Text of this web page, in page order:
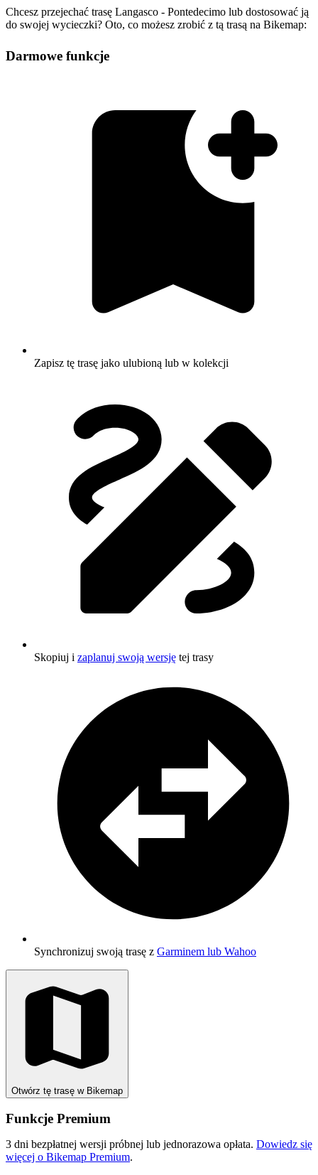
Chcesz przejechać trasę Langasco - Pontedecimo lub dostosować ją
do swojej wycieczki? Oto, co możesz zrobić z tą trasą na Bikemap:
Darmowe funkcje
Zapisz tę trasę jako ulubioną lub w kolekcji
Skopiuj i zaplanuj swoją wersję tej trasy
Synchronizuj swoją trasę z Garminem lub Wahoo
Otwórz tę trasę w Bikemap
Funkcje Premium
3 dni bezpłatnej wersji próbnej lub jednorazowa opłata. Dowiedz się
więcej o Bikemap Premium.